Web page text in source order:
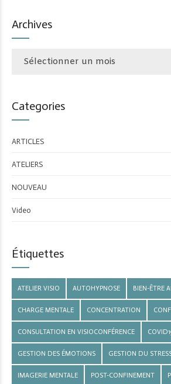
Archives
Sélectionner un mois
Categories
ARTICLES
ATELIERS
NOUVEAU
Video
Étiquettes
ATELIER VISIO AUTOHYPNOSE BIEN-ÊTRE
CHARGE MENTALE CONCENTRATION
CONSULTATION EN VISIOCONFÉRENCE
GESTION DES ÉMOTIONS GESTION DU
IMAGERIE MENTALE POST-CONFINEMENT